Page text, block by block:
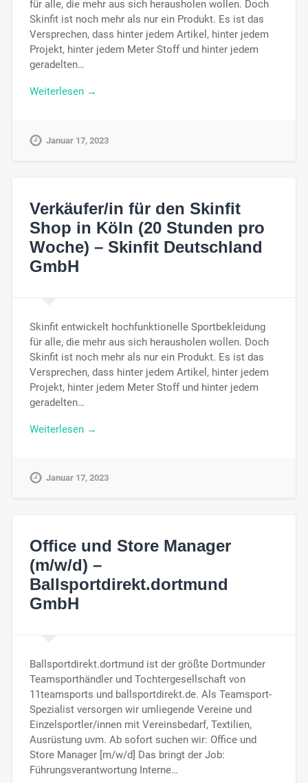
für alle, die mehr aus sich herausholen wollen. Doch
Skinfit ist noch mehr als nur ein Produkt. Es ist das
Versprechen, dass hinter jedem Artikel, hinter jedem
Projekt, hinter jedem Meter Stoff und hinter jedem
geradelten…
Weiterlesen →
Januar 17, 2023
Verkäufer/in für den Skinfit
Shop in Köln (20 Stunden pro
Woche) – Skinfit Deutschland
GmbH
Skinfit entwickelt hochfunktionelle Sportbekleidung
für alle, die mehr aus sich herausholen wollen. Doch
Skinfit ist noch mehr als nur ein Produkt. Es ist das
Versprechen, dass hinter jedem Artikel, hinter jedem
Projekt, hinter jedem Meter Stoff und hinter jedem
geradelten…
Weiterlesen →
Januar 17, 2023
Office und Store Manager
(m/w/d) –
Ballsportdirekt.dortmund
GmbH
Ballsportdirekt.dortmund ist der größte Dortmunder
Teamsporthändler und Tochtergesellschaft von
11teamsports und ballsportdirekt.de. Als Teamsport-
Spezialist versorgen wir umliegende Vereine und
Einzelsportler/innen mit Vereinsbedarf, Textilien,
Ausrüstung uvm. Ab sofort suchen wir: Office und
Store Manager [m/w/d] Das bringt der Job:
Führungsverantwortung Interne…